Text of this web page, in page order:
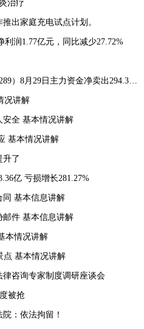
治疗
出家庭充电试点计划。
利润1.77亿元，同比减少27.72%
8月29日主力资金净卖出294.37万元
况讲解
安全 基本情况讲解
基本情况讲解
升了
亿 亏损增长281.27%
同 基本信息讲解
邮件 基本信息讲解
本情况讲解
点 基本情况讲解
咨询专家制度调研座谈会
被抢
：依法拘留！